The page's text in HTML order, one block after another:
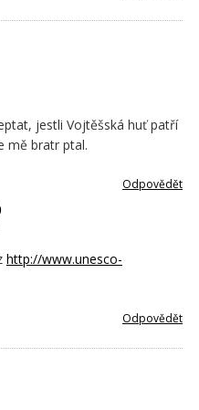
jestli Vojtěšská huť patří
mě bratr ptal.
Odpovědět
http://www.unesco-
Odpovědět